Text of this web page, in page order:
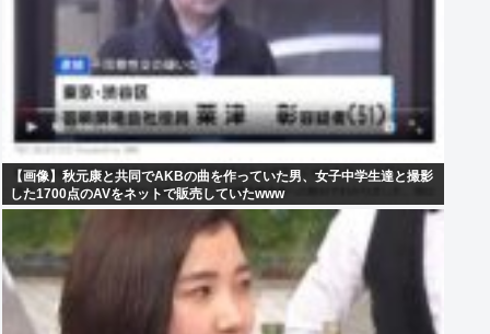
【画像】秋元康と共同でAKBの曲を作っていた男、女子中学生達と撮影
した1700点のAVをネットで販売していたwww